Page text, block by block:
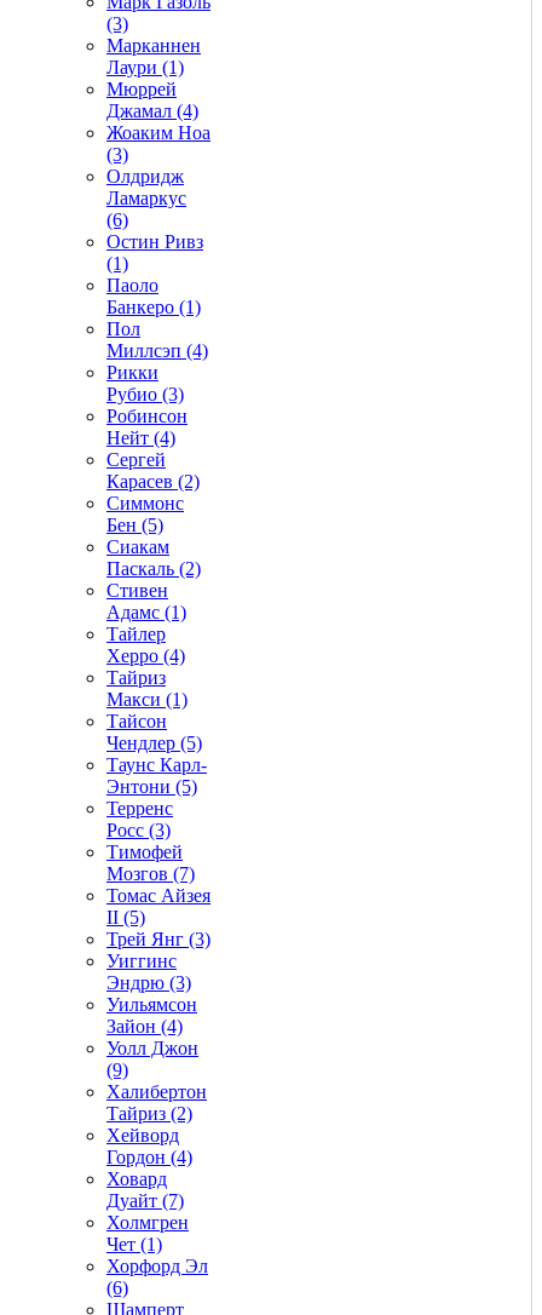
(3)
Марканнен
Лаури (1)
Мюррей
Джамал (4)
Жоаким Ноа
(3)
Олдридж
Ламаркус
(6)
Остин Ривз
(1)
Паоло
Банкеро (1)
Пол
Миллсэп (4)
Рикки
Рубио (3)
Робинсон
Нейт (4)
Сергей
Карасев (2)
Симмонс
Бен (5)
Сиакам
Паскаль (2)
Стивен
Адамс (1)
Тайлер
Херро (4)
Тайриз
Макси (1)
Тайсон
Чендлер (5)
Таунс Карл-
Энтони (5)
Терренс
Росс (3)
Тимофей
Мозгов (7)
Томас Айзея
II (5)
Трей Янг (3)
Уиггинс
Эндрю (3)
Уильямсон
Зайон (4)
Уолл Джон
(9)
Халибертон
Тайриз (2)
Хейворд
Гордон (4)
Ховард
Дуайт (7)
Холмгрен
Чет (1)
Хорфорд Эл
(6)
Шамперт